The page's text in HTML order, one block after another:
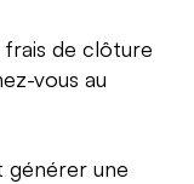
frais de clôture
vous au
générer une